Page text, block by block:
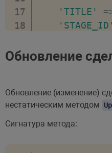
'TITLE'
'STAGE_ID'
1,
Обновление
Обновление (изменение)
нестатическим методом
Сигнатура метода: